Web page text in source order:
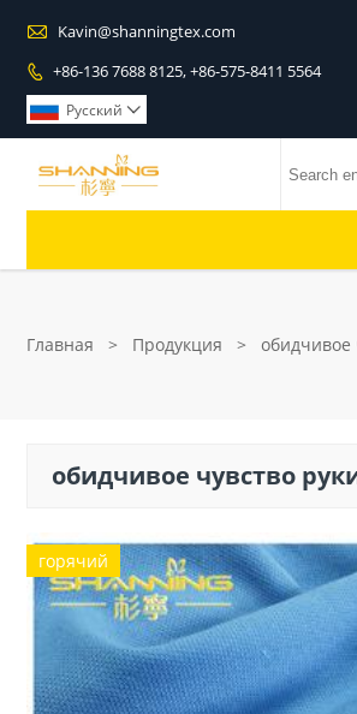
 Kavin@shanningtex.com
 +86-136 7688 8125, +86-575-8411 5564
Pусский 
Главная > Продукция > обидчивое
обидчивое чувство
горячий